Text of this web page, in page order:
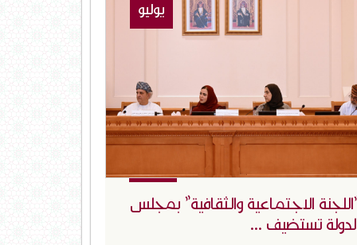
يوليو
الاجتماعية والثقافية" بمجلس
تستضيف ...